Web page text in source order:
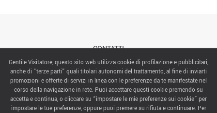
CONTATTI
ABOUT US
ITALIAN EXHIBITION GROUP SpA All rights reserved
Via Emilia 155, 47921 Rimini,
Gentile Visitatore, questo sito web utilizza cookie di profilazione e pubblicitari,
anche di “terze parti” quali titolari autonomi del trattamento, al fine di inviarti
promozioni e offerte di servizi in linea con le preferenze da te manifestate nel
corso della navigazione in rete. Puoi accettare questi cookie premendo su
accetta e continua, o cliccare su “impostare le mie preferenze sui cookie” per
impostare le tue preferenze, oppure puoi premere su rifiuta e continuare. Per